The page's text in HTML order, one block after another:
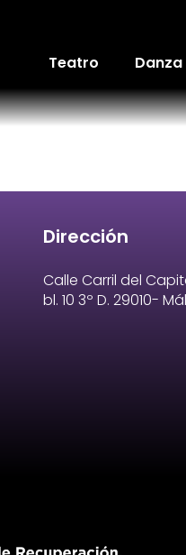
Teatro Danza
Dirección
Calle Carril del
bl. 10 3º D. 29010-